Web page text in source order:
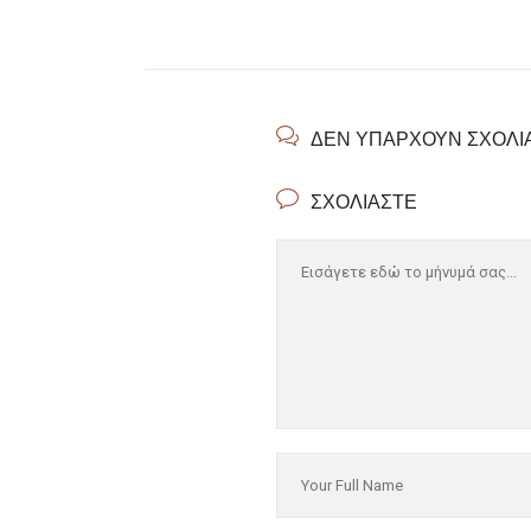
ΔΕΝ ΥΠΆΡΧΟΥΝ
ΣΧΟΛΙΆΣΤΕ